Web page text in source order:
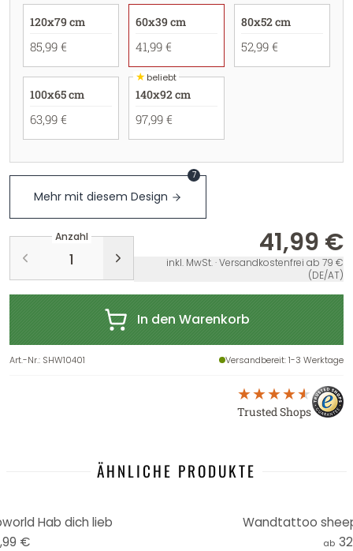
120x79 cm
85,99 €
60x39 cm
41,99 €
80x52 cm
52,99 €
100x65 cm
63,99 €
★beliebt
140x92 cm
97,99 €
Mehr mit diesem Design
7
Anzahl 41,99 €
inkl. MwSt. · Versandkostenfrei ab 79 €
(DE/AT)
In den Warenkorb
Art.-Nr.: SHW10401 Versandbereit: 1-3 Werktage
Trusted Shops
ÄHNLICHE PRODUKTE
Hab dich lieb
€
Wandtattoo
ab